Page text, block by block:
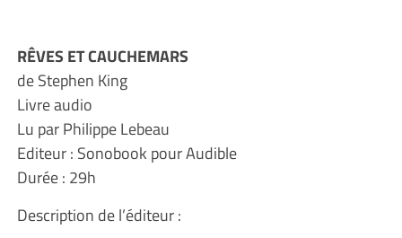
RÊVES ET CAUCHEMARS
de Stephen King
Livre audio
Lu par Philippe Lebeau
Editeur : Sonobook pour Audible
Durée : 29h
Description de l’éditeur :